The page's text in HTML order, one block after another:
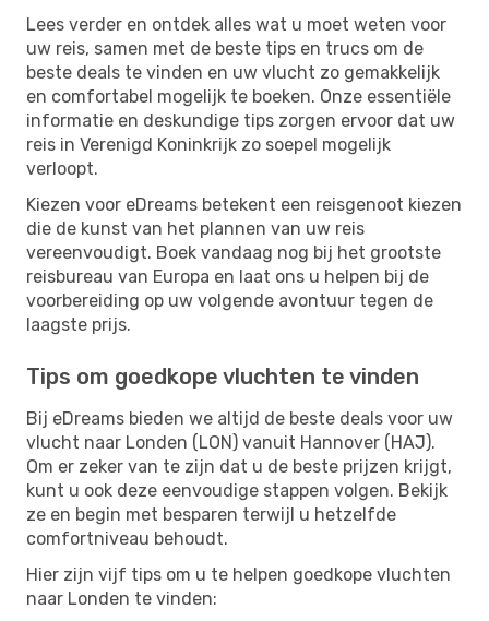
Lees verder en ontdek alles wat u moet weten voor
uw reis, samen met de beste tips en trucs om de
beste deals te vinden en uw vlucht zo gemakkelijk
en comfortabel mogelijk te boeken. Onze essentiële
informatie en deskundige tips zorgen ervoor dat uw
reis in Verenigd Koninkrijk zo soepel mogelijk
verloopt.
Kiezen voor eDreams betekent een reisgenoot kiezen
die de kunst van het plannen van uw reis
vereenvoudigt. Boek vandaag nog bij het grootste
reisbureau van Europa en laat ons u helpen bij de
voorbereiding op uw volgende avontuur tegen de
laagste prijs.
Tips om goedkope vluchten te vinden
Bij eDreams bieden we altijd de beste deals voor uw
vlucht naar Londen (LON) vanuit Hannover (HAJ).
Om er zeker van te zijn dat u de beste prijzen krijgt,
kunt u ook deze eenvoudige stappen volgen. Bekijk
ze en begin met besparen terwijl u hetzelfde
comfortniveau behoudt.
Hier zijn vijf tips om u te helpen goedkope vluchten
naar Londen te vinden: